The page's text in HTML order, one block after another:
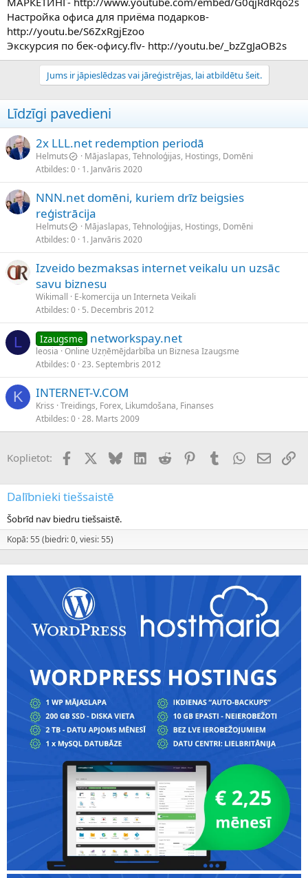
Настройка офиса для приёма подарков-
http://youtu.be/S6ZxRgjEzoo
Экскурсия по бек-офису.flv- http://youtu.be/_bzZgJaOB2s
Jums ir jāpieslēdzas vai jāreģistrējas, lai atbildētu šeit.
Līdzīgi pavedieni
2x LLL.net redemption periodā
Helmuts
Mājaslapas, Tehnoloģijas, Hostings, Domēni
Atbildes 0 1. Janvāris 2020
NNN.net domēni, kuriem drīz beigsies
reģistrācija
Helmuts
Mājaslapas, Tehnoloģijas, Hostings, Domēni
Atbildes 0 1. Janvāris 2020
Izveido bezmaksas internet veikalu un uzsāc
savu biznesu
Wikimall
E-komercija un Interneta Veikali
Atbildes 0 5. Decembris 2012
L Izaugsme networkspay.net
leosia Online Uzņēmējdarbība un Biznesa Izaugsme
Atbildes 0 23. Septembris 2012
K INTERNET-V.COM
Kriss Treidings, Forex, Likumdošana, Finanses
Atbildes 0 28. Marts 2009
Koplietot: FacebookX (Twitter)
BlueskyLinkedInReddit PinterestTumblrWhatsApp
E-pasts
Dalībnieki tiešsaistē
Šobrīd nav biedru tiešsaistē.
Kopā: 55 (biedri: 0, viesi: 55)